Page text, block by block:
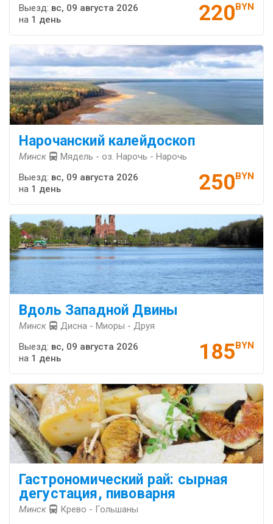
220BYN
Выезд: вс, 09 августа 2026
на 1 день
Нарочанский калейдоскоп
Минск Мядель - оз. Нарочь - Нарочь
250BYN
Выезд: вс, 09 августа 2026
на 1 день
Вдоль Западной Двины
Минск Дисна - Миоры - Друя
185BYN
Выезд: вс, 09 августа 2026
на 1 день
Гастрономический рай: сырная
дегустация, пивоварня
Минск Крево - Гольшаны